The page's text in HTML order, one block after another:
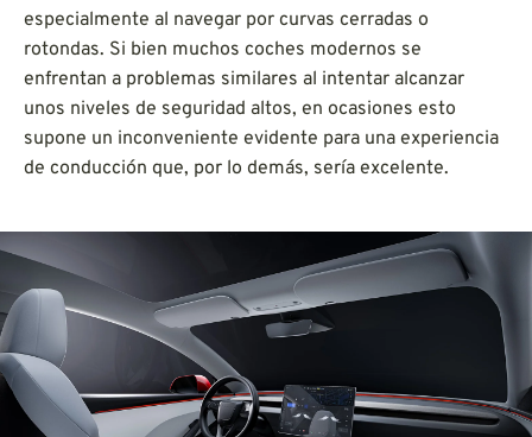
especialmente al navegar por curvas cerradas o
rotondas. Si bien muchos coches modernos se
enfrentan a problemas similares al intentar alcanzar
unos niveles de seguridad altos, en ocasiones esto
supone un inconveniente evidente para una experiencia
de conducción que, por lo demás, sería excelente.